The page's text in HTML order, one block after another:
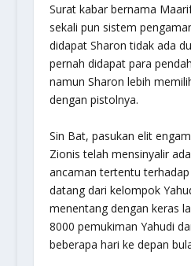
Surat kabar bernama
sekali pun sistem
didapat Sharon tidak ada
pernah didapat para
namun Sharon lebih
dengan pistolnya.
Sin Bat, pasukan elit
Zionis telah mensinyalir
ancaman tertentu
datang dari kelompok
menentang dengan keras
8000 pemukiman Yahudi
beberapa hari ke depan